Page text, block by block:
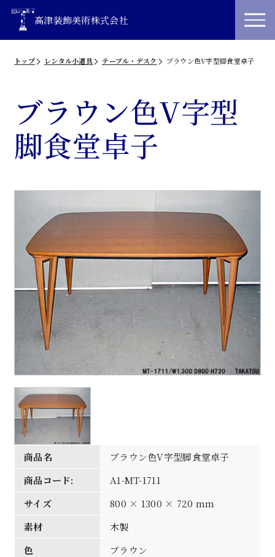
高津装飾美術株式会社
トップ レンタル小道具 テーブル・デスク ブラウン色V字型脚食堂卓子
ブラウン色V字型
脚食堂卓子
商品名
ブラウン色V字型脚食堂卓子
商品コード:
A1-MT-1711
サイズ
800 × 1300 × 720 mm
素材
木製
色
ブラウン